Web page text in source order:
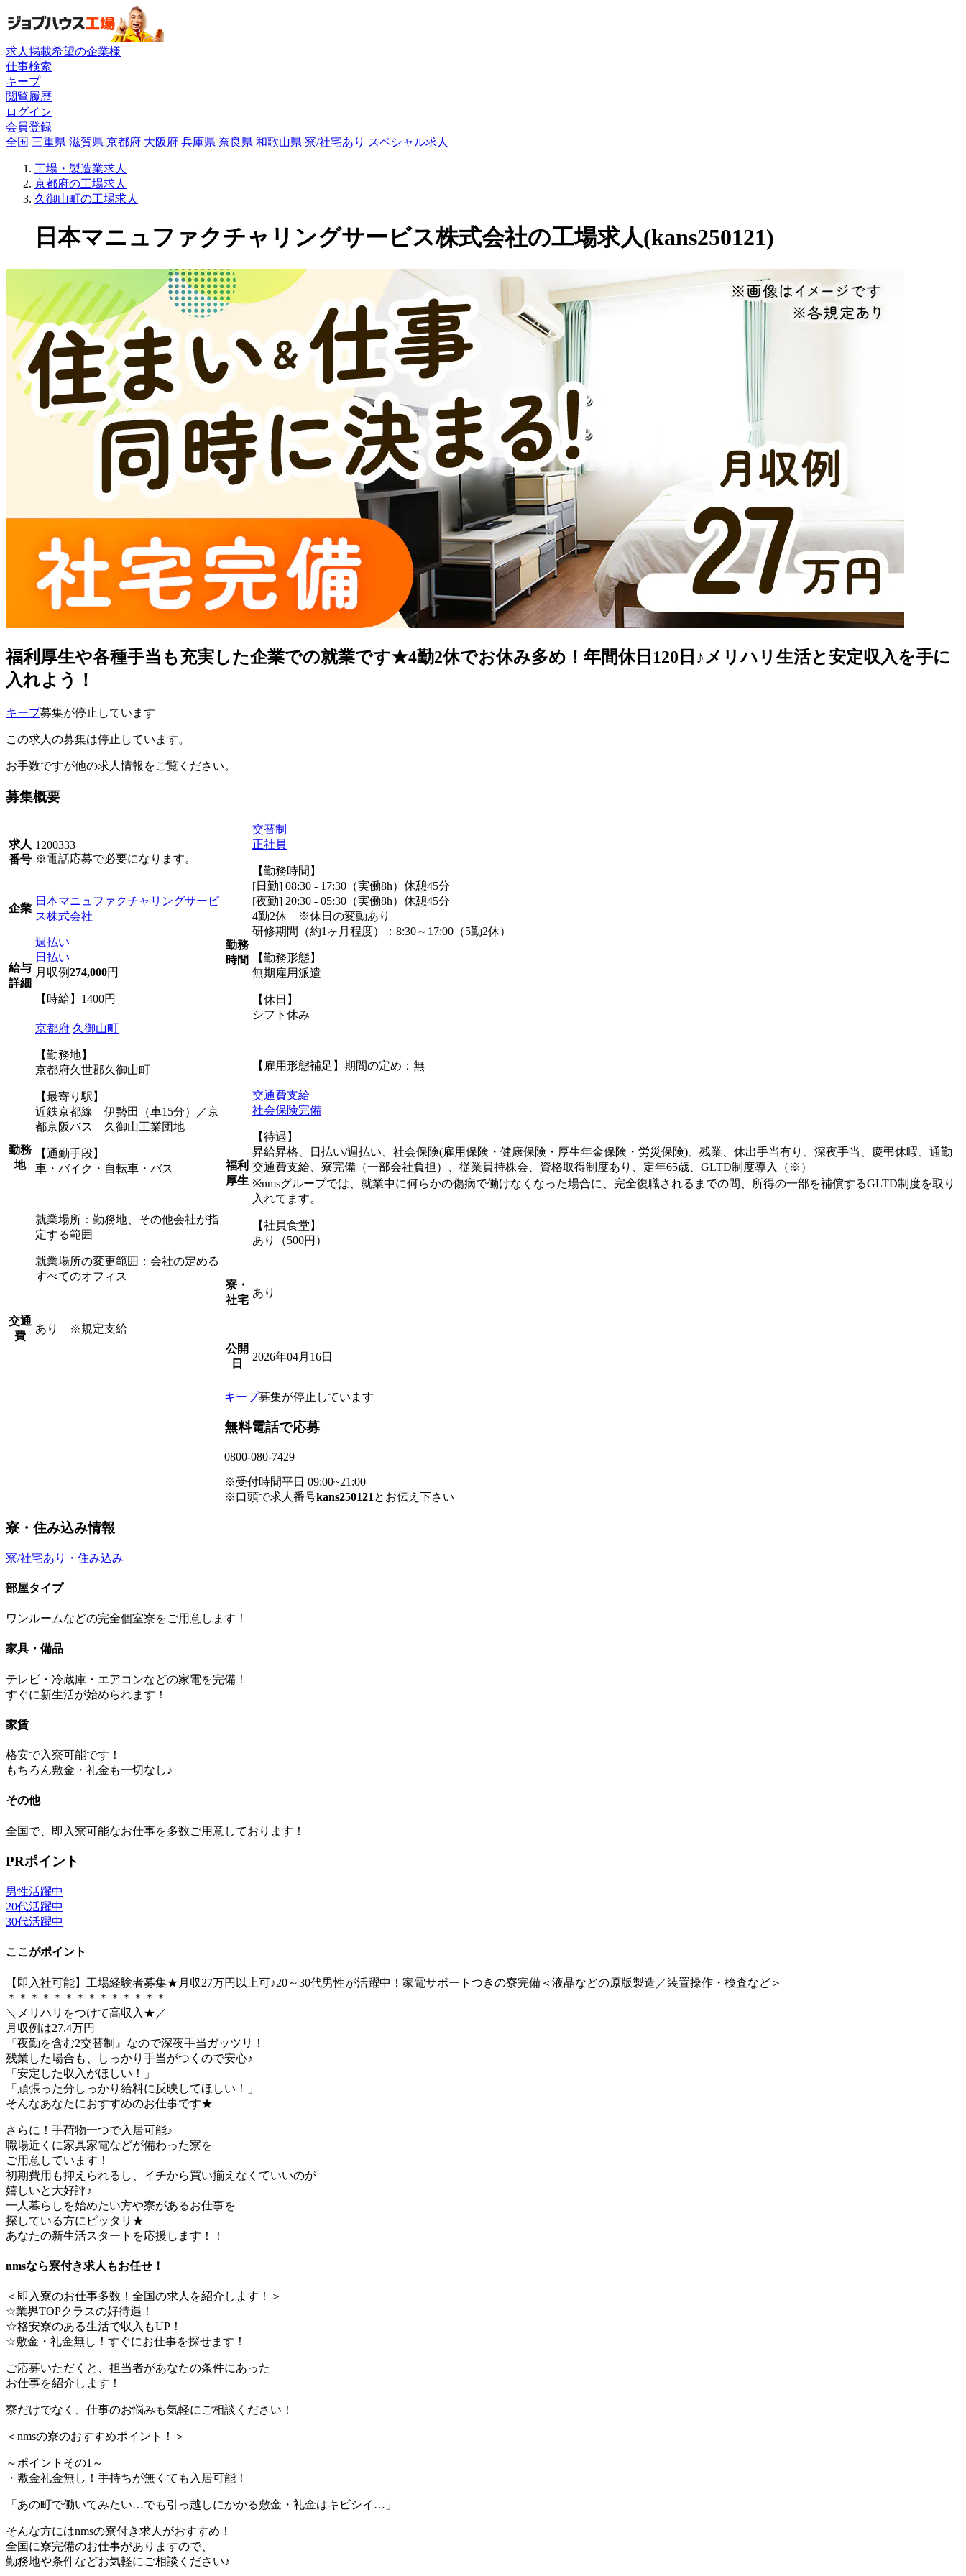
求人掲載希望の企業様
仕事検索
キープ
閲覧履歴
ログイン
会員登録
全国 三重県 滋賀県 京都府 大阪府 兵庫県 奈良県 和歌山県 寮/社宅あり スペシャル求人
工場・製造業求人
京都府の工場求人
久御山町の工場求人
日本マニュファクチャリングサービス株式会社の工場求人(kans250121)
福利厚生や各種手当も充実した企業での就業です★4勤2休でお休み多め！年間休日120日♪メリハリ生活と安定収入を手に
入れよう！
キープ募集が停止しています
この求人の募集は停止しています。
お手数ですが他の求人情報をご覧ください。
募集概要
求人
番号
1200333
※電話応募で必要になります。
企業
日本マニュファクチャリングサービ
ス株式会社
給与
詳細
週払い
日払い
月収例274,000円
【時給】1400円
勤務
地
京都府 久御山町
【勤務地】
京都府久世郡久御山町
【最寄り駅】
近鉄京都線 伊勢田（車15分）／京
都京阪バス 久御山工業団地
【通勤手段】
車・バイク・自転車・バス
就業場所：勤務地、その他会社が指
定する範囲
就業場所の変更範囲：会社の定める
すべてのオフィス
交通
費
あり ※規定支給
勤務
時間
交替制
正社員
【勤務時間】
[日勤] 08:30 - 17:30（実働8h）休憩45分
[夜勤] 20:30 - 05:30（実働8h）休憩45分
4勤2休 ※休日の変動あり
研修期間（約1ヶ月程度）：8:30～17:00（5勤2休）
【勤務形態】
無期雇用派遣
【休日】
シフト休み
【雇用形態補足】期間の定め：無
福利
厚生
交通費支給
社会保険完備
【待遇】
昇給昇格、日払い/週払い、社会保険(雇用保険・健康保険・厚生年金保険・労災保険)、残業、休出手当有り、深夜手当、慶弔休暇、通勤
交通費支給、寮完備（一部会社負担）、従業員持株会、資格取得制度あり、定年65歳、GLTD制度導入（※）
※nmsグループでは、就業中に何らかの傷病で働けなくなった場合に、完全復職されるまでの間、所得の一部を補償するGLTD制度を取り
入れてます。
【社員食堂】
あり（500円）
寮・
社宅
あり
公開
日
2026年04月16日
キープ募集が停止しています
無料電話で応募
0800-080-7429
※受付時間平日 09:00~21:00
※口頭で求人番号kans250121 とお伝え下さい
寮・住み込み情報
寮/社宅あり・住み込み
部屋タイプ
ワンルームなどの完全個室寮をご用意します！
家具・備品
テレビ・冷蔵庫・エアコンなどの家電を完備！
すぐに新生活が始められます！
家賃
格安で入寮可能です！
もちろん敷金・礼金も一切なし♪
その他
全国で、即入寮可能なお仕事を多数ご用意しております！
PRポイント
男性活躍中
20代活躍中
30代活躍中
ここがポイント
【即入社可能】工場経験者募集★月収27万円以上可♪20～30代男性が活躍中！家電サポートつきの寮完備＜液晶などの原版製造／装置操作・検査など＞
＊＊＊＊＊＊＊＊＊＊＊＊＊＊
＼メリハリをつけて高収入★／
月収例は27.4万円
『夜勤を含む2交替制』なので深夜手当ガッツリ！
残業した場合も、しっかり手当がつくので安心♪
「安定した収入がほしい！」
「頑張った分しっかり給料に反映してほしい！」
そんなあなたにおすすめのお仕事です★
さらに！手荷物一つで入居可能♪
職場近くに家具家電などが備わった寮を
ご用意しています！
初期費用も抑えられるし、イチから買い揃えなくていいのが
嬉しいと大好評♪
一人暮らしを始めたい方や寮があるお仕事を
探している方にピッタリ★
あなたの新生活スタートを応援します！！
nmsなら寮付き求人もお任せ！
＜即入寮のお仕事多数！全国の求人を紹介します！＞
☆業界TOPクラスの好待遇！
☆格安寮のある生活で収入もUP！
☆敷金・礼金無し！すぐにお仕事を探せます！
ご応募いただくと、担当者があなたの条件にあった
お仕事を紹介します！
寮だけでなく、仕事のお悩みも気軽にご相談ください！
＜nmsの寮のおすすめポイント！＞
～ポイントその1～
・敷金礼金無し！手持ちが無くても入居可能！
「あの町で働いてみたい…でも引っ越しにかかる敷金・礼金はキビシイ…」
そんな方にはnmsの寮付き求人がおすすめ！
全国に寮完備のお仕事がありますので、
勤務地や条件などお気軽にご相談ください♪